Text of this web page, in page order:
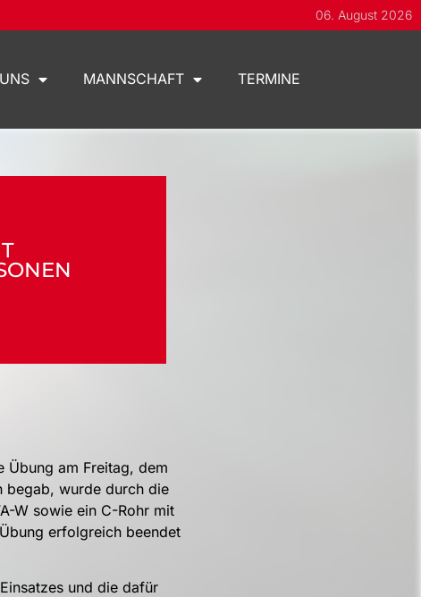
06. August 2026
MANNSCHAFT TERMINE
Übung am Freitag, dem
begab, wurde durch die
W sowie ein C-Rohr mit
erfolgreich beendet
und die dafür